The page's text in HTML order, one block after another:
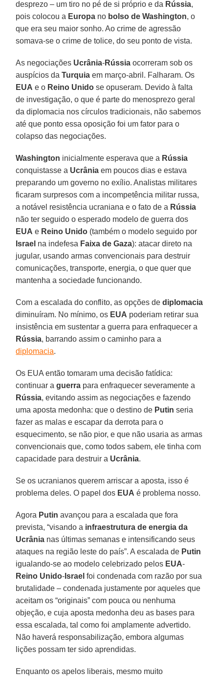
desprezo – um tiro no pé de si próprio e da Rússia,
pois colocou a Europa no bolso de Washington, o
que era seu maior sonho. Ao crime de agressão
somava-se o crime de tolice, do seu ponto de vista.
As negociações Ucrânia-Rússia ocorreram sob os
auspícios daTurquia em março-abril. Falharam. Os
EUA e o Reino Unido se opuseram. Devido à falta
de investigação, o que é parte do menosprezo geral
da diplomacia nos círculos tradicionais, não sabemos
até que ponto essa oposição foi um fator para o
colapso das negociações.
Washington inicialmente esperava que a Rússia
conquistasse a Ucrânia em poucos dias e estava
preparando um governo no exílio. Analistas militares
ficaram surpresos com a incompetência militar russa,
a notável resistência ucraniana e o fato de a Rússia
não ter seguido o esperado modelo de guerra dos
EUA e Reino Unido (também o modelo seguido por
Israel na indefesa Faixa de Gaza): atacar direto na
jugular, usando armas convencionais para destruir
comunicações, transporte, energia, o que quer que
mantenha a sociedade funcionando.
Com a escalada do conflito, as opções dediplomacia
diminuíram. No mínimo, os EUA poderiam retirar sua
insistência em sustentar a guerra para enfraquecer a
Rússia, barrando assim o caminho para a
diplomacia.
Os EUA então tomaram uma decisão fatídica:
continuar aguerra para enfraquecer severamente a
Rússia, evitando assim as negociações e fazendo
uma aposta medonha: que o destino de Putin seria
fazer as malas e escapar da derrota para o
esquecimento, se não pior, e que não usaria as armas
convencionais que, como todos sabem, ele tinha com
capacidade para destruir a Ucrânia.
Se os ucranianos querem arriscar a aposta, isso é
problema deles. O papel dos EUA é problema nosso.
Agora Putin avançou para a escalada que fora
prevista, “visando a infraestrutura de energia da
Ucrânia nas últimas semanas e intensificando seus
ataques na região leste do país”. A escalada de Putin
igualando-se ao modelo celebrizado pelos EUA-
Reino Unido- Israel foi condenada com razão por sua
brutalidade – condenada justamente por aqueles que
aceitam os “originais” com pouca ou nenhuma
objeção, e cuja aposta medonha deu as bases para
essa escalada, tal como foi amplamente advertido.
Não haverá responsabilização, embora algumas
lições possam ter sido aprendidas.
Enquanto os apelos liberais, mesmo muito